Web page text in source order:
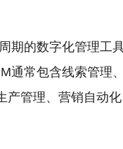
期的数字化管理工
常包含线索管理
管理、营销自动